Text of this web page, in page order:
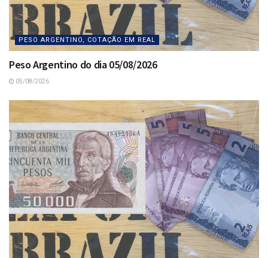
PESO ARGENTINO, COTAÇÃO EM REAL
Peso Argentino do dia 05/08/2026
05/08/2026